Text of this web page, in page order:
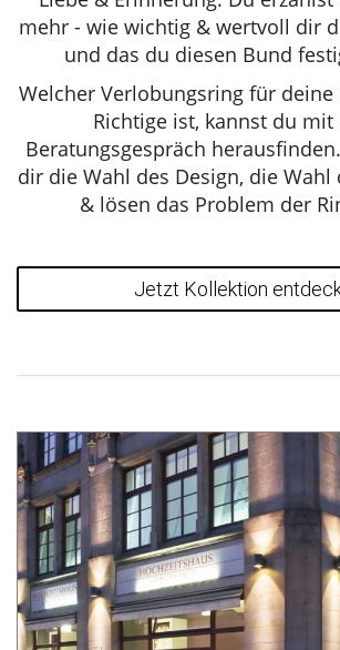
mehr - wie wichtig & wertvoll dir
und das du diesen Bund
Welcher Verlobungsring für deine
Richtige ist, kannst du
Beratungsgespräch
dir die Wahl des Design, die Wahl
& lösen das Problem der
Jetzt Kollektion